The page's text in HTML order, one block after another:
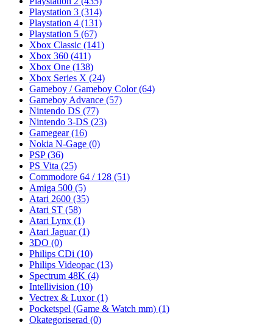
Playstation 3 (314)
Playstation 4 (131)
Playstation 5 (67)
Xbox Classic (141)
Xbox 360 (411)
Xbox One (138)
Xbox Series X (24)
Gameboy / Gameboy Color(64)
Gameboy Advance (57)
Nintendo DS (77)
Nintendo 3-DS (23)
Gamegear(16)
Nokia N-Gage (0)
PSP(36)
PS Vita (25)
Commodore 64 / 128 (51)
Amiga 500 (5)
Atari 2600 (35)
Atari ST (58)
Atari Lynx (1)
Atari Jaguar(1)
3DO (0)
Philips CDi (10)
Philips Videopac (13)
Spectrum 48K (4)
Intellivision (10)
Vectrex & Luxor(1)
Pocketspel (Game & Watch mm) (1)
Okategoriserad (0)